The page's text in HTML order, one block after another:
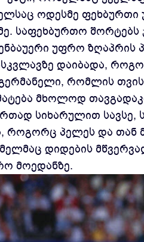
ოდესმე
საფეხბურთო
უფრო
დაიბადა,
რომლის
მხოლოდ
სიხარულით
როგორც პელეს და
დიდების
მოედანზე.